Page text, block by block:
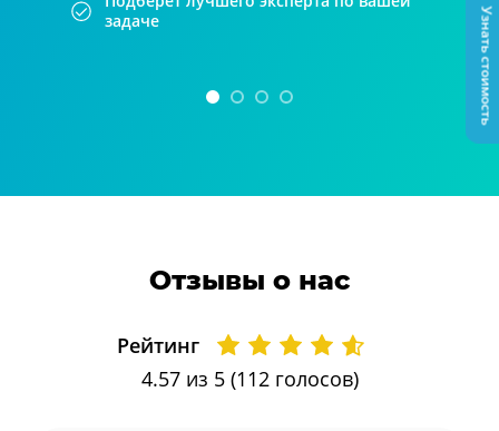
задаче
Отзывы о нас
Рейтинг
4.57из 5 (112 голосов)
Узнать стоимость